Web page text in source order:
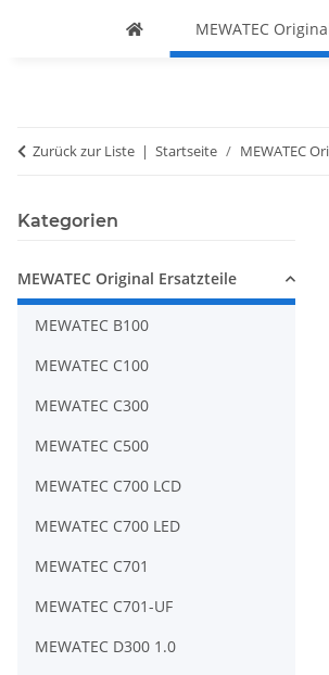
MEWATEC
Zurück zur Liste Startseite MEWATEC
Kategorien
MEWATEC Original Ersatzteile
MEWATEC B100
MEWATEC C100
MEWATEC C300
MEWATEC C500
MEWATEC C700 LCD
MEWATEC C700 LED
MEWATEC C701
MEWATEC C701-UF
MEWATEC D300 1.0